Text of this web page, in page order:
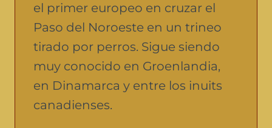
el primer europeo en cruzar el
Paso del Noroeste en un trineo
tirado por perros. Sigue siendo
muy conocido en Groenlandia,
en Dinamarca y entre los inuits
canadienses.